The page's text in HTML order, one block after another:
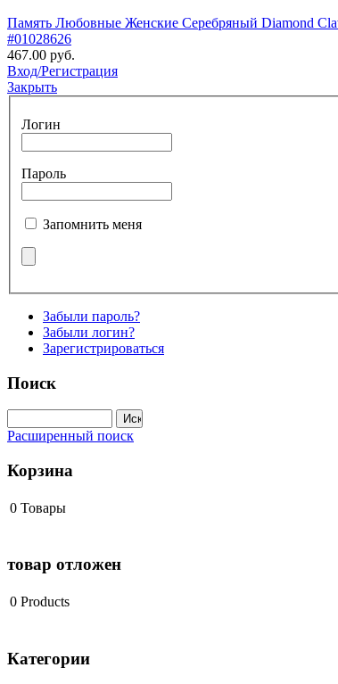
Память Любовные Женские Серебряный Diamond
#01028626
467.00 руб.
Вход/Регистрация
Закрыть
Логин
Пароль
Запомнить меня
Забыли пароль?
Забыли логин?
Зарегистрироваться
Поиск
Расширенный поиск
Корзина
0 Товары
товар отложен
0 Products
Категории